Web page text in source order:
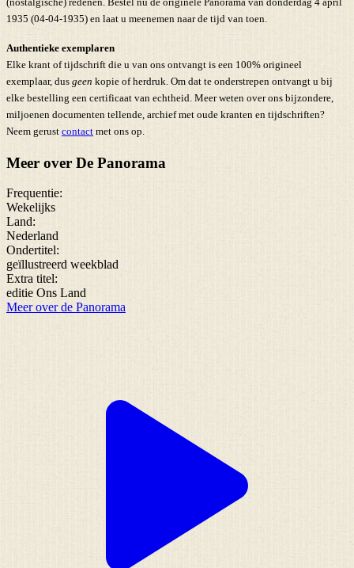
1935 (04-04-1935) en laat u meenemen naar de tijd van toen.
Authentieke exemplaren
Elke krant of tijdschrift die u van ons ontvangt is een 100% origineel
exemplaar, dus geen kopie of herdruk. Om dat te onderstrepen ontvangt u bij
elke bestelling een certificaat van echtheid. Meer weten over ons bijzondere,
miljoenen documenten tellende, archief met oude kranten en tijdschriften?
Neem gerust contact met ons op.
Meer over De Panorama
Frequentie:
Wekelijks
Land:
Nederland
Ondertitel:
geïllustreerd weekblad
Extra titel:
editie Ons Land
Meer over de Panorama